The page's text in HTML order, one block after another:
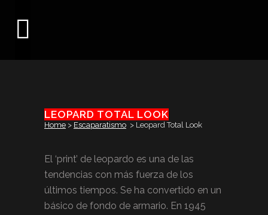
LEOPARD TOTAL LOOK
Home > Escaparatismo > Leopard Total Look
El ‘print’ de leopardo es una de las
tendencias con más fuerza de los
últimos tiempos. Se ha convertido en un
básico de fondo de armario. En 1945